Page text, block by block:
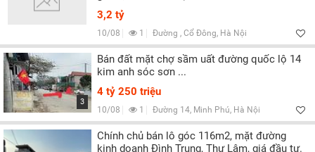
3,2 tỷ
10/08 1 Đường , Cổ Đông, Hà Nội
3
Bán đất mặt chợ sầm uất đường quốc lộ 14
kim anh sóc sơn ...
4 tỷ 250 triệu
10/08 1 Đường 14, Minh Phú, Hà Nội
Chính chủ bán lô góc 116m2, mặt đường
kinh doanh Đình Trung, Thư Lâm, giá đầu tư.